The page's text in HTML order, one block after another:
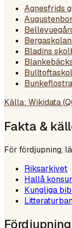
Agnesfrids
Bladins
Källa: Wikidata (
Fakta &
För fördjupning,
Riksarkivet
Hallå
Kungliga
Fördjupning